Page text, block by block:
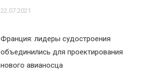
22.07.2021
Франция: лидеры судостроения
объединились для проектирования
нового авианосца